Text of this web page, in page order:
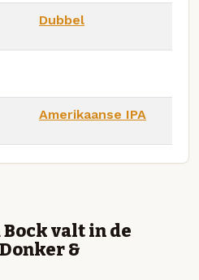
Dubbel
Amerikaanse IPA
Bock valt in de
&